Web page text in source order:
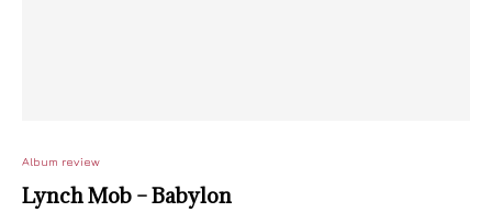
Album review
Lynch Mob – Babylon